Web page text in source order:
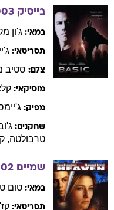
בייסיק
במאי: ג'ון
תסריטאי:
צלם: סטיב
מוסיקאי:
מפיק:
שחקנים:
טרבולטה,
שמיים
במאי: טום
תסריטאי: